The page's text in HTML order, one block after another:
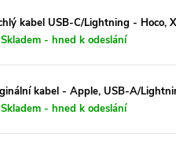
kabel USB-C/Lightning - Hoco,
Skladem - hned k odeslání
kabel - Apple, USB-A/
Skladem - hned k odeslání